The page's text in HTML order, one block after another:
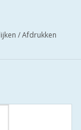
/Afdrukken